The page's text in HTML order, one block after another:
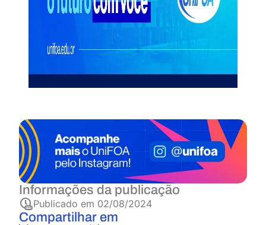
Informações da publicação
Publicado em 02/08/2024
Compartilhar em